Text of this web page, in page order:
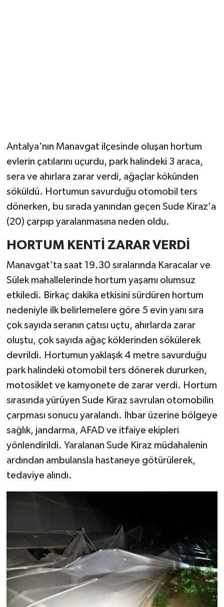
Antalya'nın Manavgat ilçesinde oluşan hortum
evlerin çatılarını uçurdu, park halindeki 3 araca,
sera ve ahırlara zarar verdi, ağaçlar kökünden
söküldü. Hortumun savurduğu otomobil ters
dönerken, bu sırada yanından geçen Sude Kiraz'a
(20) çarpıp yaralanmasına neden oldu.
HORTUM KENTİ ZARAR VERDİ
Manavgat'ta saat 19.30 sıralarında Karacalar ve
Sülek mahallelerinde hortum yaşamı olumsuz
etkiledi. Birkaç dakika etkisini sürdüren hortum
nedeniyle ilk belirlemelere göre 5 evin yanı sıra
çok sayıda seranın çatısı uçtu, ahırlarda zarar
oluştu, çok sayıda ağaç köklerinden sökülerek
devrildi. Hortumun yaklaşık 4 metre savurduğu
park halindeki otomobil ters dönerek dururken,
motosiklet ve kamyonete de zarar verdi. Hortum
sırasında yürüyen Sude Kiraz savrulan otomobilin
çarpması sonucu yaralandı. İhbar üzerine bölgeye
sağlık, jandarma, AFAD ve itfaiye ekipleri
yönlendirildi. Yaralanan Sude Kiraz müdahalenin
ardından ambulansla hastaneye götürülerek,
tedaviye alındı.